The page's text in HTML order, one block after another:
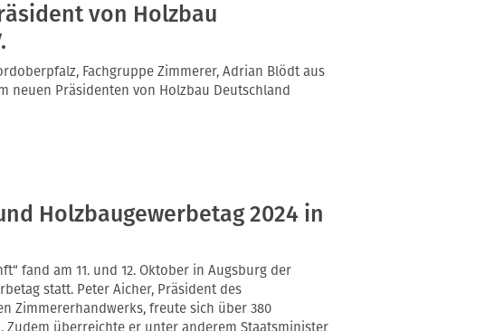
von Holzbau
Fachgruppe Zimmerer, Adrian Blödt aus
neuen Präsidenten von Holzbau Deutschland
Holzbaugewerbetag 2024 in
fand am 11. und 12. Oktober in Augsburg der
statt. Peter Aicher, Präsident des
Zimmererhandwerks, freute sich über 380
Zudem überreichte er unter anderem Staatsminister